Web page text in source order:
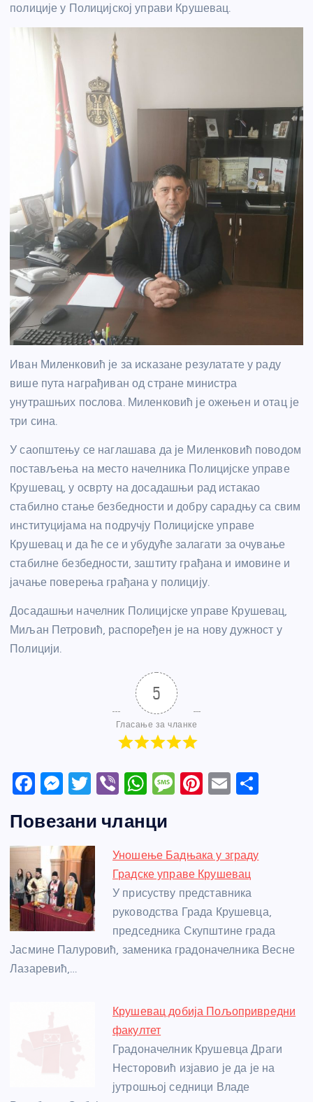
полиције у Полицијској управи Крушевац.
Иван Миленковић је за исказане резулатате у раду
више пута награђиван од стране министра
унутрашњих послова. Миленковић је ожењен и отац је
три сина.
У саопштењу се наглашава да је Миленковић поводом
постављења на место начелника Полицијске управе
Крушевац, у осврту на досадашњи рад истакао
стабилно стање безбедности и добру сарадњу са свим
институцијама на подручју Полицијске управе
Крушевац и да ће се и убудуће залагати за очување
стабилне безбедности, заштиту грађана и имовине и
јачање поверења грађана у полицију.
Досадашњи начелник Полицијске управе Крушевац,
Миљан Петровић, распоређен је на нову дужност у
Полицији.
5
Гласање за чланке
F
c
e
b
o
o
k
M
ss
e
n
g
er
T
itt
er
Vi
er
W
at
s
A
p
p
M
a
g
e
Pi
e
st
E
Повезани чланци
Уношење Бадњака у зграду
Градске управе Крушевац
У присуству представника
руководства Града Крушевца,
председника Скупштине града
Јасмине Палуровић, заменика градоначелника Весне
Лазаревић,…
Крушевац добија Пољопривредни
факултет
Градоначелник Крушевца Драги
Несторовић изјавио је да је на
јутрошњој седници Владе